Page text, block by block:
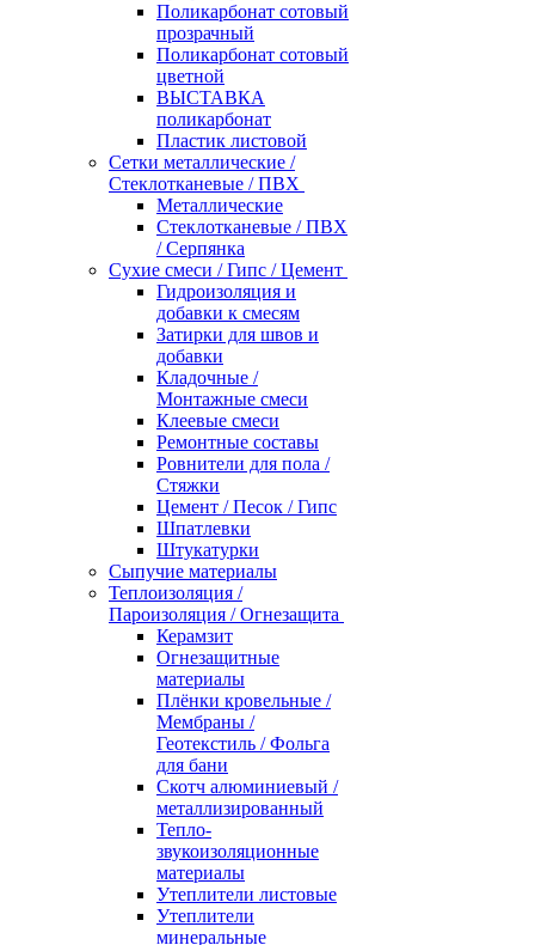
Поликарбонат сотовый
прозрачный
Поликарбонат сотовый
цветной
ВЫСТАВКА
поликарбонат
Пластик листовой
Сетки металлические /
Стеклотканевые / ПВХ
Металлические
Стеклотканевые / ПВХ
/ Серпянка
Сухие смеси / Гипс / Цемент
Гидроизоляция и
добавки к смесям
Затирки для швов и
добавки
Кладочные /
Монтажные смеси
Клеевые смеси
Ремонтные составы
Ровнители для пола /
Стяжки
Цемент / Песок / Гипс
Шпатлевки
Штукатурки
Сыпучие материалы
Теплоизоляция /
Пароизоляция / Огнезащита
Керамзит
Огнезащитные
материалы
Плёнки кровельные /
Мембраны /
Геотекстиль / Фольга
для бани
Скотч алюминиевый /
металлизированный
Тепло-
звукоизоляционные
материалы
Утеплители листовые
Утеплители
минеральные